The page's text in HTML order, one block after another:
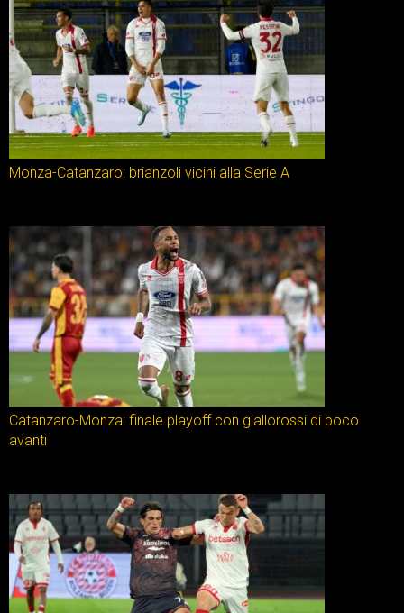
Monza-Catanzaro: brianzoli vicini alla Serie A
Catanzaro-Monza: finale playoff con giallorossi di poco
avanti